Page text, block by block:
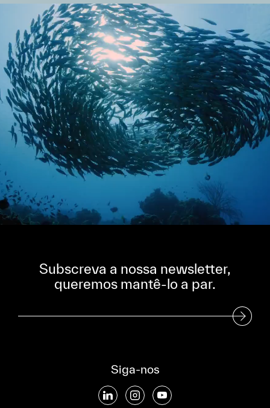
Subscreva a nossa newsletter,
queremos mantê-lo a par.
Subscreva a nossa Newsletter
Siga-nos